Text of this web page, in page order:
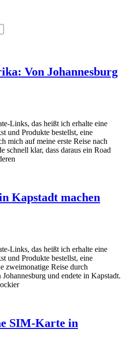
Von Johannesburg
Links, das heißt ich erhalte eine
und Produkte bestellst, eine
mich auf meine erste Reise nach
schnell klar, dass daraus ein Road
Kapstadt machen
Links, das heißt ich erhalte eine
und Produkte bestellst, eine
zweimonatige Reise durch
und endete in Kapstadt.
SIM-Karte in